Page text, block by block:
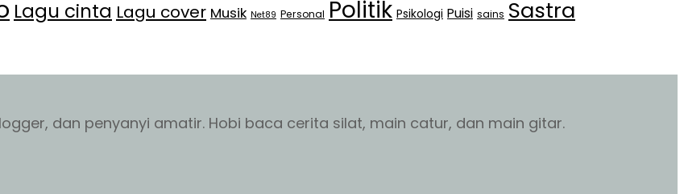
Lagu cinta Lagu cover Musik Net89 Personal Politik Psikologi Puisi sains Sastra
dan penyanyi amatir. Hobi baca cerita silat, main catur, dan main gitar.